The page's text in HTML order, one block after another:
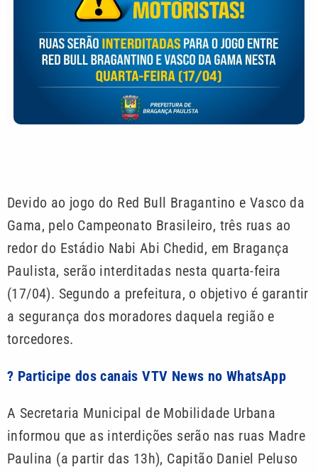
Devido ao jogo do Red Bull Bragantino e Vasco da
Gama, pelo Campeonato Brasileiro, três ruas ao
redor do Estádio Nabi Abi Chedid, em Bragança
Paulista, serão interditadas nesta quarta-feira
(17/04). Segundo a prefeitura, o objetivo é garantir
a segurança dos moradores daquela região e
torcedores.
? Participe dos canais VTV News no WhatsApp
A Secretaria Municipal de Mobilidade Urbana
informou que as interdições serão nas ruas Madre
Paulina (a partir das 13h), Capitão Daniel Peluso